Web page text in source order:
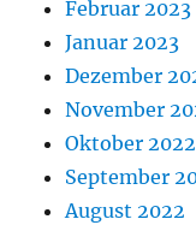
Februar 2023
Januar 2023
Dezember
November
Oktober 2022
September
August 2022